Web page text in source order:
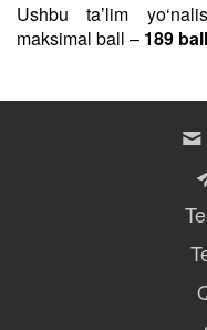
Ushbu taʼlim
maksimal ball – 189